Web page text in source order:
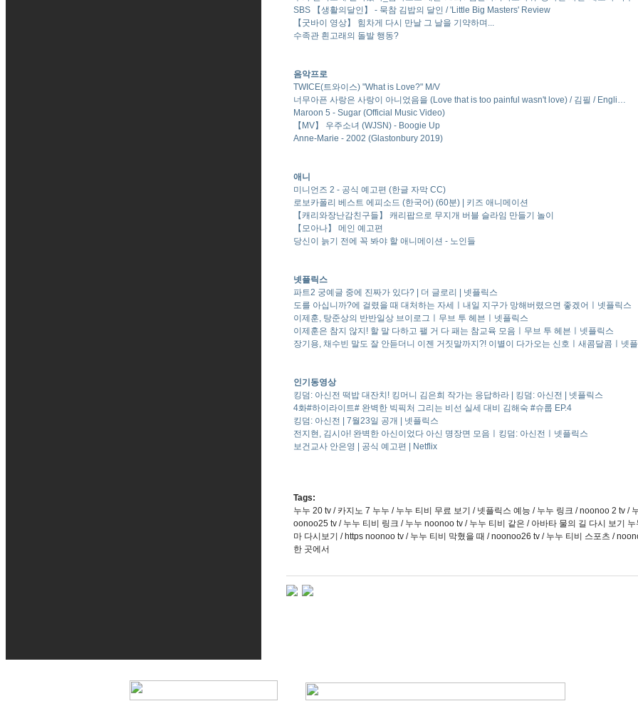
SBS 【생활의달인】 - 묵참 김밥의 달인 / 'Little Big Masters' Review
【굿바이 영상】 힘차게 다시 만날 그 날을 기약하며...
수족관 흰고래의 돌발 행동?
음악프로
TWICE(트와이스) "What is Love?" M/V
너무아픈 사랑은 사랑이 아니었음을 (Love that is too painful wasn't love) / 김필 / Engli…
Maroon 5 - Sugar (Official Music Video)
【MV】 우주소녀 (WJSN) - Boogie Up
Anne-Marie - 2002 (Glastonbury 2019)
애니
미니언즈 2 - 공식 예고편 (한글 자막 CC)
로보카폴리 베스트 에피소드 (한국어) (60분) | 키즈 애니메이션
【캐리와장난감친구들】 캐리팝으로 무지개 버블 슬라임 만들기 놀이
【모아나】 메인 예고편
당신이 늙기 전에 꼭 봐야 할 애니메이션 - 노인들
넷플릭스
파트2 궁예글 중에 진짜가 있다? | 더 글로리 | 넷플릭스
도를 아십니까?에 걸렸을 때 대처하는 자세ㅣ내일 지구가 망해버렸으면 좋겠어ㅣ넷플릭스
이제훈, 탕준상의 반반일상 브이로그ㅣ무브 투 헤븐ㅣ넷플릭스
이제훈은 참지 않지! 할 말 다하고 팰 거 다 패는 참교육 모음ㅣ무브 투 헤븐ㅣ넷플릭스
장기용, 채수빈 말도 잘 안듣더니 이젠 거짓말까지?! 이별이 다가오는 신호ㅣ새콤달콤ㅣ넷
인기동영상
킹덤: 아신전 떡밥 대잔치! 킹머니 김은희 작가는 응답하라 | 킹덤: 아신전 | 넷플릭스
4화#하이라이트# 완벽한 빅픽처 그리는 비선 실세 대비 김해숙 #슈룹 EP.4
킹덤: 아신전 | 7월23일 공개 | 넷플릭스
전지현, 김시아! 완벽한 아신이었다 아신 명장면 모음ㅣ킹덤: 아신전ㅣ넷플릭스
보건교사 안은영 | 공식 예고편 | Netflix
Tags:
누누 20 tv / 카지노 7 누누 / 누누 티비 무료 보기 / 넷플릭스 예능 / 누누 링크 / noonoo 2 tv /
oonoo25 tv / 누누 티비 링크 / 누누 noonoo tv / 누누 티비 같은 / 아바타 물의 길 다시 보기
마 다시보기 / https noonoo tv / 누누 티비 막혔을 때 / noonoo26 tv / 누누 티비 스포츠 /
한 곳에서